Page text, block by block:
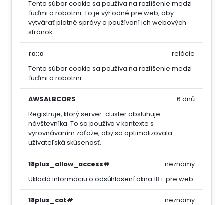
Tento súbor cookie sa používa na rozlíšenie medzi
ľuďmi a robotmi. To je výhodné pre web, aby
vytvárať platné správy o používaní ich webových
stránok.
rc::c
Tento súbor cookie sa používa na rozlíšenie medzi
ľuďmi a robotmi.
relácie
AWSALBCORS
Registruje, ktorý server-cluster obsluhuje
návštevníka. To sa používa v kontexte s
vyrovnávaním záťaže, aby sa optimalizovala
užívateľská skúsenosť.
6 dnů
18plus_allow_access#
Ukladá informáciu o odsúhlasení okna 18+ pre web.
neznámy
18plus_cat#
neznámy